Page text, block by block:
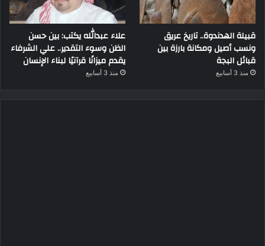
قبيلة الهدندوة.. تاريخ عريق
ونسب أصيل ومكانة بارزة بين
قبائل البجة
منذ 3 أسابيع
علاء عبدالله يكتب: بين حسن
الظن وسوء التقدير.. علي الشرفاء
يقدم ميزانًا قرآنيًا لبناء الإنسان
منذ 3 أسابيع